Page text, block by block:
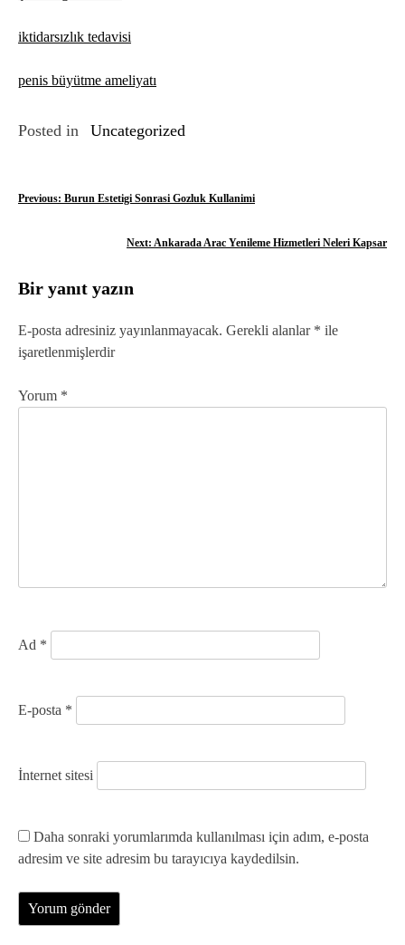
iktidarsızlık tedavisi
penis büyütme ameliyatı
Posted in Uncategorized
Y
ı
g
e
z
i
Previous: Burun Estetigi Sonrasi Gozluk Kullanimi
Next: Ankarada Arac Yenileme Hizmetleri Neleri Kapsar
Bir yanıt yazın
E-posta adresiniz yayınlanmayacak. Gerekli alanlar * ile
işaretlenmişlerdir
Yorum *
Ad *
E-posta *
İnternet sitesi
Daha sonraki yorumlarımda kullanılması için adım, e-posta
adresim ve site adresim bu tarayıcıya kaydedilsin.